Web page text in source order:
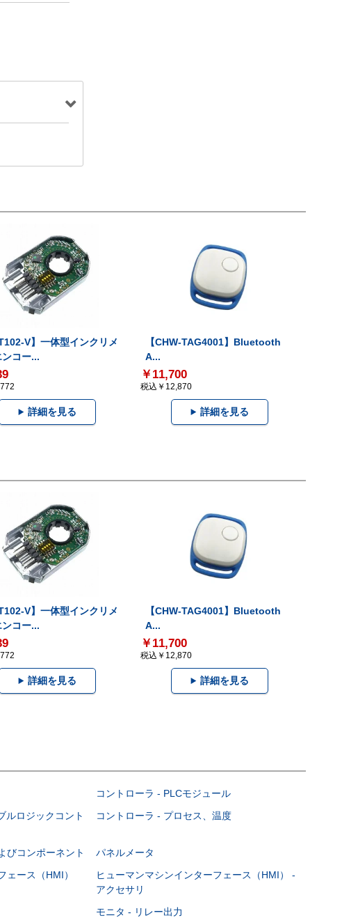
V】一体型インクリメ
ンコー...
詳細を見る
【CHW-TAG4001】Bluetooth
A...
￥11,700
税込￥12,870
詳細を見る
V】一体型インクリメ
ンコー...
詳細を見る
【CHW-TAG4001】Bluetooth
A...
￥11,700
税込￥12,870
詳細を見る
コントローラ - PLCモジュール
ルロジックコント
コントローラ - プロセス、温度
びコンポーネント
パネルメータ
ェース（HMI）
ヒューマンマシンインターフェース（HMI） -
アクセサリ
モニタ - リレー出力